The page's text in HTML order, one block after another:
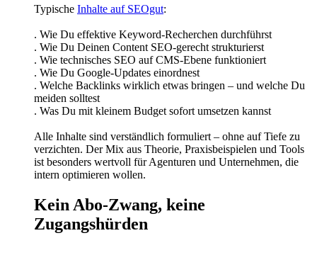
Typische Inhalte auf SEOgut:
. Wie Du effektive Keyword-Recherchen durchführst
. Wie Du Deinen Content SEO-gerecht strukturierst
. Wie technisches SEO auf CMS-Ebene funktioniert
. Wie Du Google-Updates einordnest
. Welche Backlinks wirklich etwas bringen – und welche Du
meiden solltest
. Was Du mit kleinem Budget sofort umsetzen kannst
Alle Inhalte sind verständlich formuliert – ohne auf Tiefe zu
verzichten. Der Mix aus Theorie, Praxisbeispielen und Tools
ist besonders wertvoll für Agenturen und Unternehmen, die
intern optimieren wollen.
Kein Abo-Zwang, keine
Zugangshürden